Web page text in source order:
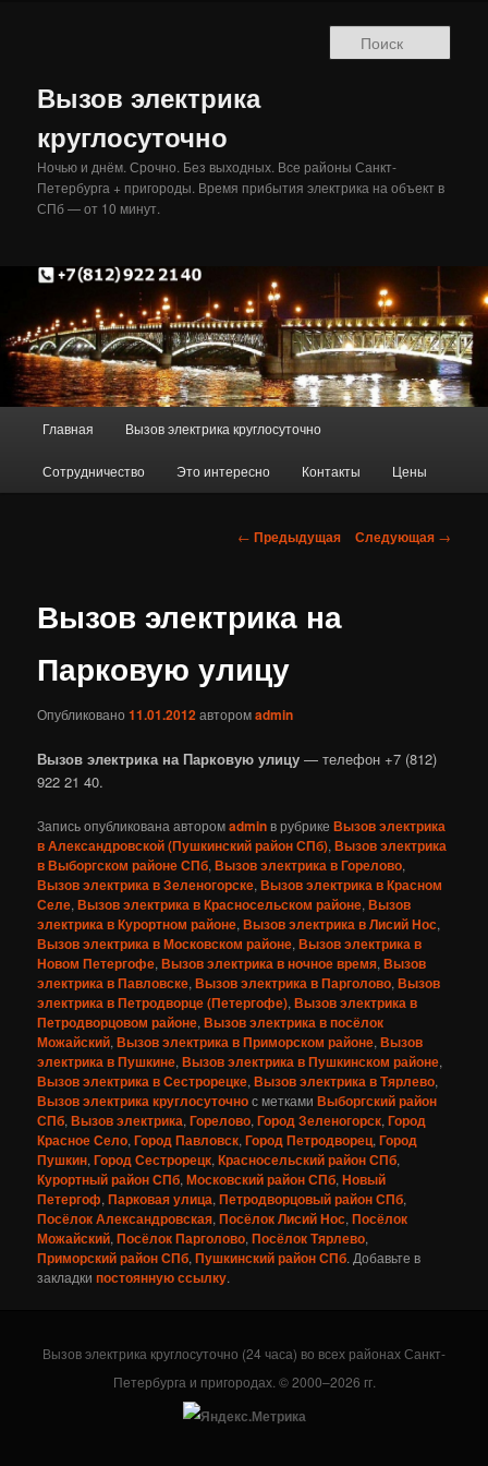
Вызов электрика
круглосуточно
Ночью и днём. Срочно. Без выходных. Все районы Санкт-
Петербурга + пригороды. Время прибытия электрика на объект в
СПб — от 10 минут.
Главная Вызов электрика круглосуточно
Сотрудничество Это интересно Контакты Цены
Навигация
← Предыдущая Следующая →
Вызов электрика на
Парковую улицу
Опубликовано11.01.2012 авторомadmin
Вызов электрика на Парковую улицу — телефон +7 (812)
922 21 40.
Запись опубликована авторомadmin в рубрикеВызов электрика
в Александровской (Пушкинский район СПб),Вызов электрика
в Выборгском районе СПб,Вызов электрика в Горелово,
Вызов электрика в Зеленогорске,Вызов электрика в Красном
Селе,Вызов электрика в Красносельском районе,Вызов
электрика в Курортном районе,Вызов электрика в Лисий Нос,
Вызов электрика в Московском районе,Вызов электрика в
Новом Петергофе,Вызов электрика в ночное время,Вызов
электрика в Павловске,Вызов электрика в Парголово,Вызов
электрика в Петродворце (Петергофе),Вызов электрика в
Петродворцовом районе,Вызов электрика в посёлок
Можайский,Вызов электрика в Приморском районе,Вызов
электрика в Пушкине,Вызов электрика в Пушкинском районе,
Вызов электрика в Сестрорецке,Вызов электрика в Тярлево,
Вызов электрика круглосуточнос меткамиВыборгский район
СПб,Вызов электрика,Горелово,Город Зеленогорск,Город
Красное Село,Город Павловск,Город Петродворец,Город
Пушкин,Город Сестрорецк,Красносельский район СПб,
Курортный район СПб,Московский район СПб,Новый
Петергоф,Парковая улица,Петродворцовый район СПб,
Посёлок Александровская,Посёлок Лисий Нос,Посёлок
Можайский,Посёлок Парголово,Посёлок Тярлево,
Приморский район СПб,Пушкинский район СПб. Добавьте в
закладкипостоянную ссылку.
Вызов электрика круглосуточно (24 часа) во всех районах Санкт-
Петербурга и пригородах. © 2000–2026 гг.